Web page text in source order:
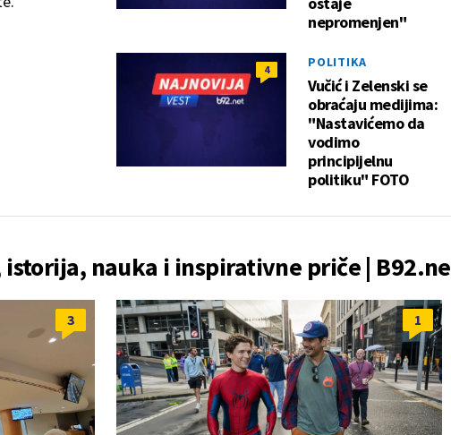
nepromenjen"
4 POLITIKA
Vučić i Zelenski se
obraćaju medijima:
"Nastavićemo da
vodimo
principijelnu
politiku" FOTO
nauka i inspirativne priče |
3 1